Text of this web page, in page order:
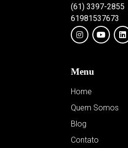
(61) 3397-2855
61981537673
Menu
Home
Quem Somos
Blog
Contato